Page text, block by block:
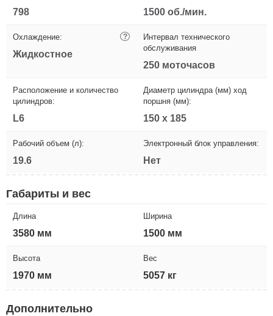
798 1500 об./мин.
Охлаждение: ?
Жидкостное
Интервал технического
обслуживания
250 моточасов
Расположение и количество
цилиндров:
L6
Диаметр цилиндра (мм) ход
поршня (мм):
150 х 185
Рабочий объем (л):
19.6
Электронный блок управления:
Нет
Габариты и вес
Длина
3580 мм
Ширина
1500 мм
Высота
1970 мм
Вес
5057 кг
Дополнительно